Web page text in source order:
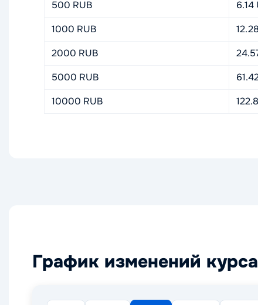
500 RUB
6.14
1000 RUB
2000 RUB
5000 RUB
10000 RUB
График изменений